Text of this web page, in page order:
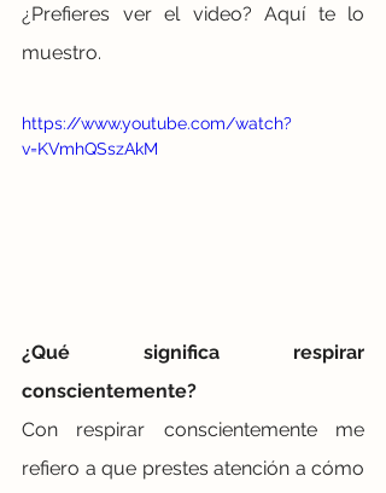
¿Prefieres ver el video? Aquí te lo
muestro.
https://www.youtube.com/watch?
v=KVmhQSszAkM
¿Qué significa respirar
conscientemente?
Con respirar conscientemente me
refiero a que prestes atención a cómo